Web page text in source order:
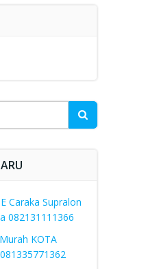
Caraka Supralon
082131111366
KOTA